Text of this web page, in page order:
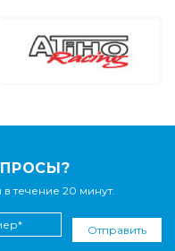
течение 20 минут.
Отправить